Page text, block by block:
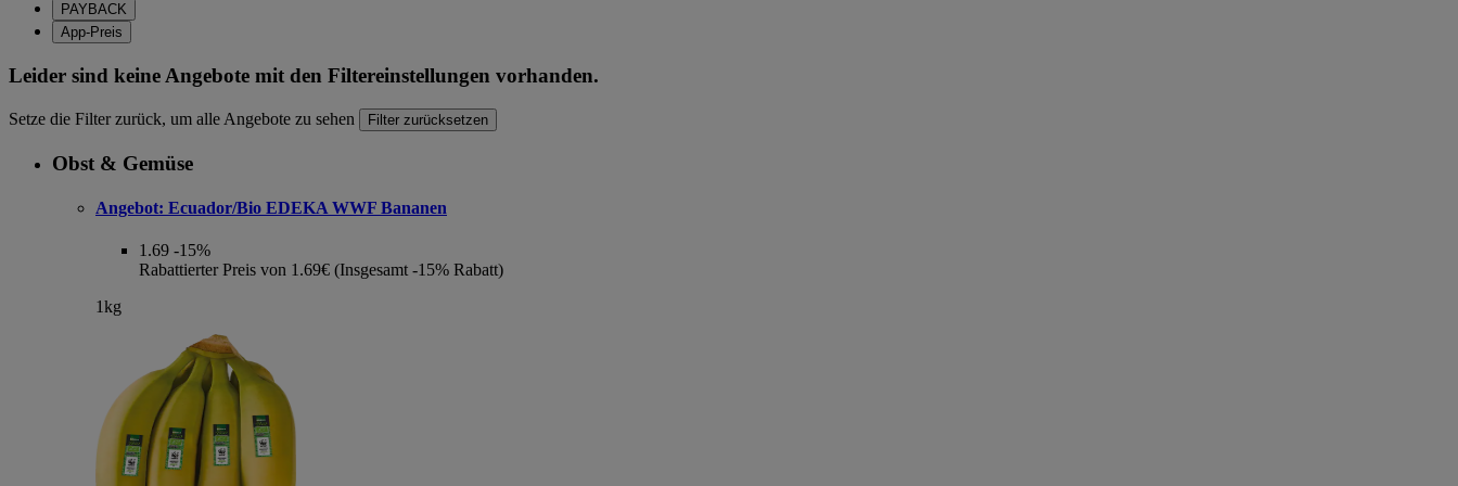
PAYBACK
App-Preis
Leider sind keine Angebote mit den Filtereinstellungen vorhanden.
Setze die Filter zurück, um alle Angebote zu sehen Filter zurücksetzen
Obst & Gemüse
Angebot: Ecuador/Bio EDEKA WWF Bananen
1.69 -15%
Rabattierter Preis von 1.69€ (Insgesamt -15% Rabatt)
1kg